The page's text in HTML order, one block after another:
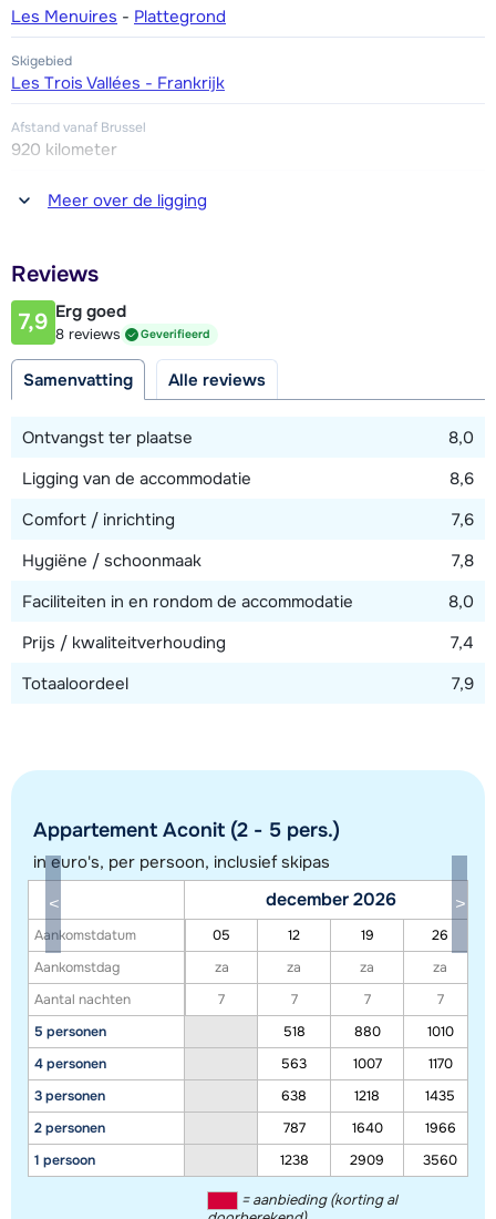
Les Menuires - Plattegrond
Skigebied
Les Trois Vallées - Frankrijk
Afstand vanaf Brussel
920 kilometer
Afstand tot winkel(s)
25 meter
25 meter
Afstand tot piste
25 meter
Toon alle accommodaties in dit gebied
Deze kaart geeft een indicatie van de ligging van onze accommodaties. De
exacte locatie kan enigszins afwijken.
Meer over de ligging
Reviews
7,9 Erg goed
8 reviews Geverifieerd
Samenvatting Alle reviews
Ontvangst ter plaatse
8,0
Ligging van de accommodatie
8,6
Comfort / inrichting
7,6
Hygiëne / schoonmaak
7,8
Faciliteiten in en rondom de accommodatie
8,0
Prijs / kwaliteitverhouding
7,4
Totaaloordeel
7,9
Appartement Aconit (2 - 5 pers.)
in euro's, per persoon, inclusief skipas
Aankomstdatum
Aankomstdag
Aantal nachten
5 personen
4 personen
3 personen
2 personen
1 persoon
december 2026
05 12 19
26
za
za za
za
7
7 7
7
518
880
1010
563
1007
1170
638
1218
1435
787
1640
1966
1238
2909 3560
= aanbieding (korting al